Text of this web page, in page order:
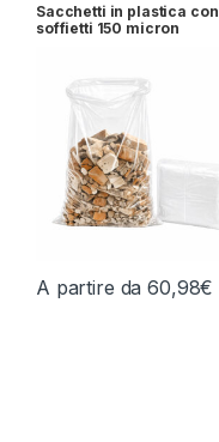
Sacchetti in plastica con
soffietti 150 micron
A partire da60,98€